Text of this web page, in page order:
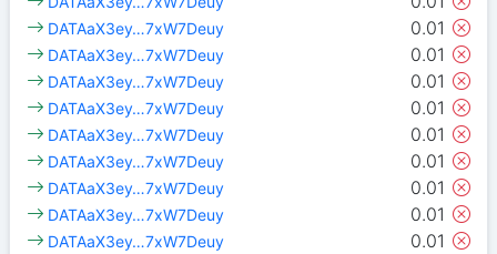
0.01
DATAaX3ey…7xW7Deuy
0.01
DATAaX3ey…7xW7Deuy
0.01
DATAaX3ey…7xW7Deuy
0.01
DATAaX3ey…7xW7Deuy
0.01
DATAaX3ey…7xW7Deuy
0.01
DATAaX3ey…7xW7Deuy
0.01
DATAaX3ey…7xW7Deuy
0.01
DATAaX3ey…7xW7Deuy
0.01
DATAaX3ey…7xW7Deuy